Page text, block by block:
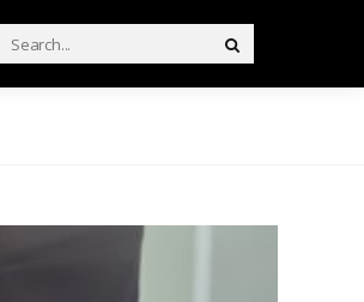
Search
for: